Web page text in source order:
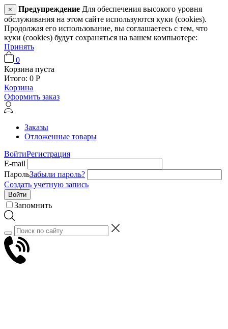
× Предупреждение Для обеспечения высокого уровня
обслуживания на этом сайте используются куки (cookies).
Продолжая его использование, вы соглашаетесь с тем, что
куки (cookies) будут сохраняться на вашем компьютере:
Принять
0
Корзина пуста
Итого: 0 Р
Корзина
Оформить заказ
Заказы
Отложенные товары
ВойтиРегистрация
E-mail
ПарольЗабыли пароль?
Создать учетную запись
Войти
Запомнить